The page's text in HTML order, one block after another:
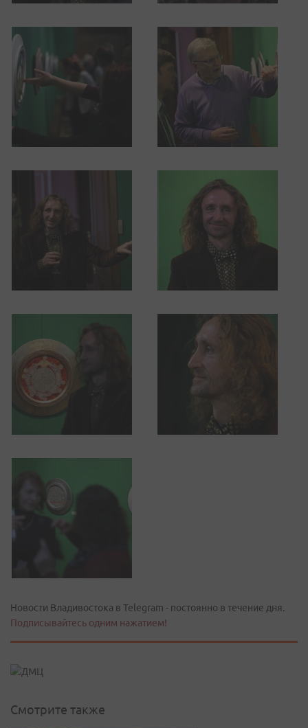
Новости Владивостока в Telegram - постоянно в течение дня.
Подписывайтесь одним нажатием!
Смотрите также